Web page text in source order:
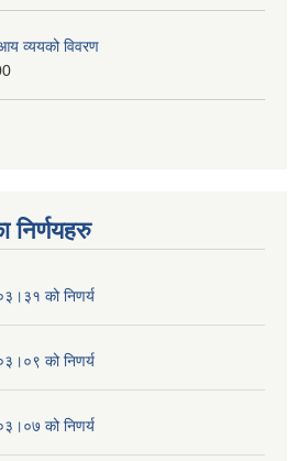
व्ययको विवरण
निर्णयहरु
को निणर्य
को निणर्य
को निणर्य